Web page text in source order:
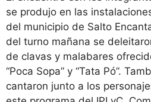
se produjo en las
del municipio de Salto
del turno mañana se
de clavas y malabares
“Poca Sopa” y “Tata Pó”.
cantaron junto a los